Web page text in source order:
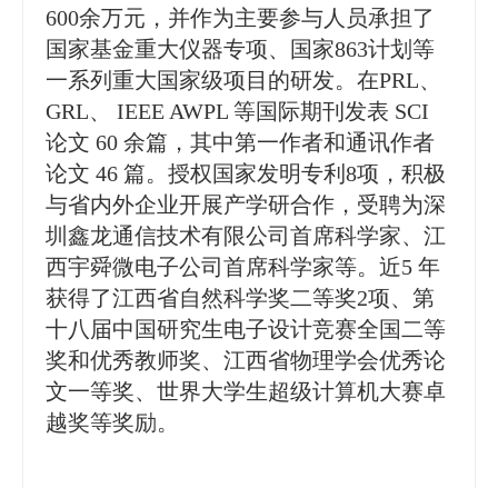
600余万元，并作为主要参与人员承担了
国家基金重大仪器专项、国家863计划等
一系列重大国家级项目的研发。在PRL、
GRL、 IEEE AWPL 等国际期刊发表 SCI
论文 60 余篇，其中第一作者和通讯作者
论文 46 篇。授权国家发明专利8项，积极
与省内外企业开展产学研合作，受聘为深
圳鑫龙通信技术有限公司首席科学家、江
西宇舜微电子公司首席科学家等。近5 年
获得了江西省自然科学奖二等奖2项、第
十八届中国研究生电子设计竞赛全国二等
奖和优秀教师奖、江西省物理学会优秀论
文一等奖、世界大学生超级计算机大赛卓
越奖等奖励。